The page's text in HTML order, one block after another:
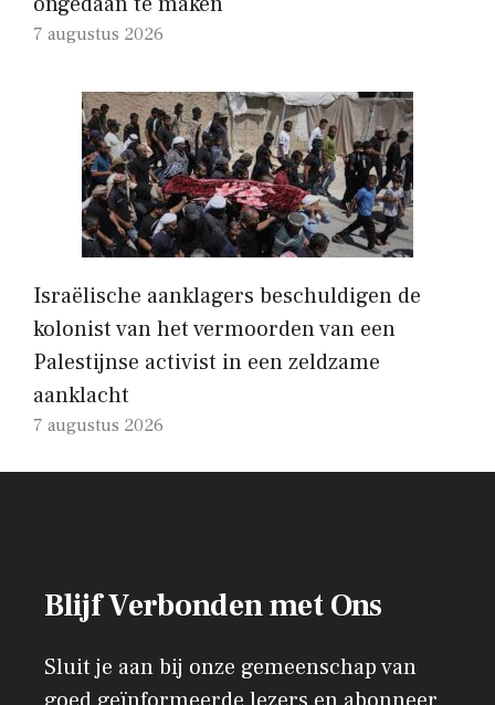
7 augustus 2026
Israëlische aanklagers beschuldigen de
kolonist van het vermoorden van een
Palestijnse activist in een zeldzame
aanklacht
7 augustus 2026
Blijf Verbonden met Ons
Sluit je aan bij onze gemeenschap van